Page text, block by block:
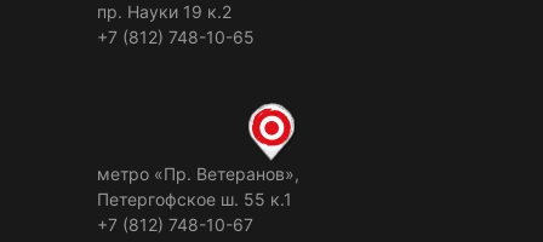
пр. Науки 19 к.2
+7 (812) 748-10-65
метро «Пр. Ветеранов»,
Петергофское ш. 55 к.1
+7 (812) 748-10-67